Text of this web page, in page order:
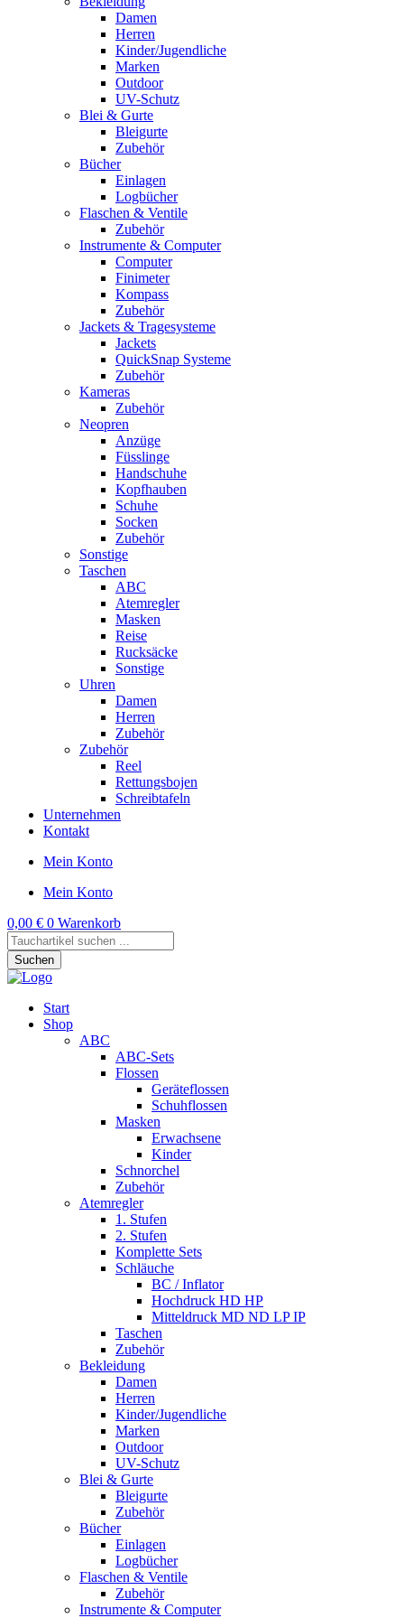
Damen
Herren
Kinder/Jugendliche
Marken
Outdoor
UV-Schutz
Blei & Gurte
Bleigurte
Zubehör
Bücher
Einlagen
Logbücher
Flaschen & Ventile
Zubehör
Instrumente & Computer
Computer
Finimeter
Kompass
Zubehör
Jackets & Tragesysteme
Jackets
QuickSnap Systeme
Zubehör
Kameras
Zubehör
Neopren
Anzüge
Füsslinge
Handschuhe
Kopfhauben
Schuhe
Socken
Zubehör
Sonstige
Taschen
ABC
Atemregler
Masken
Reise
Rucksäcke
Sonstige
Uhren
Damen
Herren
Zubehör
Zubehör
Reel
Rettungsbojen
Schreibtafeln
Unternehmen
Kontakt
Mein Konto
Mein Konto
0,00 € 0 Warenkorb
Products
search
Suchen
Start
Shop
ABC
ABC-Sets
Flossen
Geräteflossen
Schuhflossen
Masken
Erwachsene
Kinder
Schnorchel
Zubehör
Atemregler
1. Stufen
2. Stufen
Komplette Sets
Schläuche
BC / Inflator
Hochdruck HD HP
Mitteldruck MD ND LP IP
Taschen
Zubehör
Bekleidung
Damen
Herren
Kinder/Jugendliche
Marken
Outdoor
UV-Schutz
Blei & Gurte
Bleigurte
Zubehör
Bücher
Einlagen
Logbücher
Flaschen & Ventile
Zubehör
Instrumente & Computer